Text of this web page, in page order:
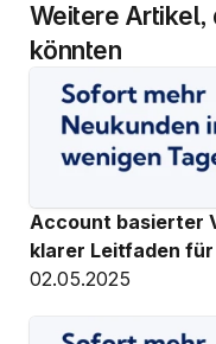
Weitere Artikel,
könnten
Account basierter
klarer Leitfaden
02.05.2025